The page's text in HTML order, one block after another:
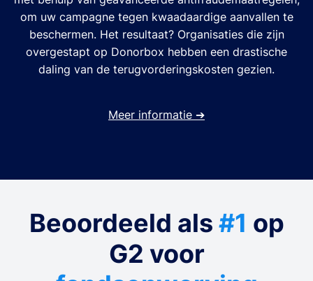
om uw campagne tegen kwaadaardige aanvallen te
beschermen. Het resultaat? Organisaties die zijn
overgestapt op Donorbox hebben een drastische
daling van de terugvorderingskosten gezien.
Meer informatie ➔
Beoordeeld als #1 op
G2 voor